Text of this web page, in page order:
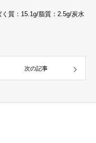
質：15.1g/脂質：2.5g/炭水
次の記事